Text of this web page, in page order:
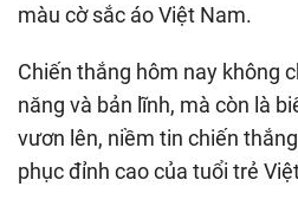
màu cờ sắc áo Việt Nam.
Chiến thắng hôm nay không
năng và bản lĩnh, mà còn là
vươn lên, niềm tin chiến
phục đỉnh cao của tuổi trẻ